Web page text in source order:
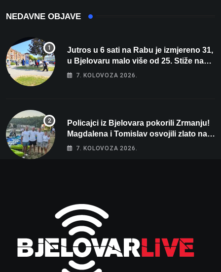
NEDAVNE OBJAVE
Jutros u 6 sati na Rabu je izmjereno 31,
u Bjelovaru malo više od 25. Stiže nam
promjena vremena
7. KOLOVOZA 2026.
Policajci iz Bjelovara pokorili Zrmanju!
Magdalena i Tomislav osvojili zlato na
zahtjevnom Kajak kupu POSKOK 3
7. KOLOVOZA 2026.